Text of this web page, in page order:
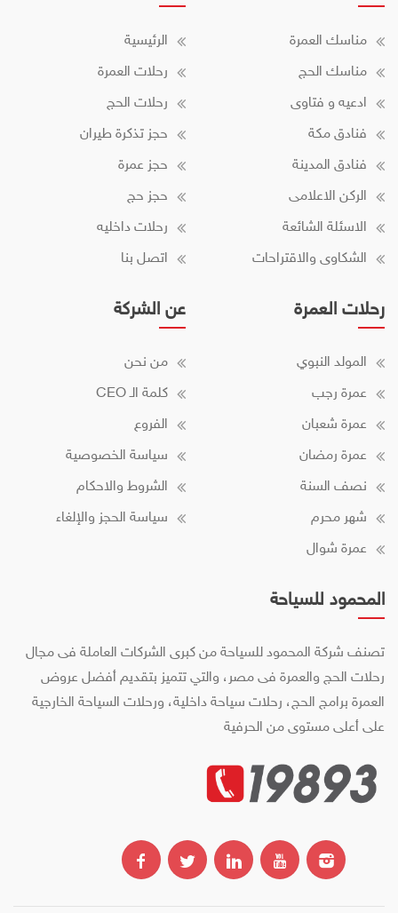
الرئيسية
رحلات العمرة
رحلات الحج
حجز تذكرة طيران
حجز عمرة
حجز حج
رحلات داخليه
اتصل بنا
مناسك العمرة
مناسك الحج
ادعيه و فتاوى
فنادق مكة
فنادق المدينة
الركن الاعلامى
الاسئلة الشائعة
الشكاوى والاقتراحات
عن الشركة
من نحن
كلمة الـ CEO
الفروع
سياسة الخصوصية
الشروط والاحكام
سياسة الحجز والإلغاء
رحلات العمرة
المولد النبوي
عمرة رجب
عمرة شعبان
عمرة رمضان
نصف السنة
شهر محرم
عمرة شوال
المحمود للسياحة
تصنف شركة المحمود للسياحة من كبرى الشركات العاملة فى مجال
رحلات الحج والعمرة فى مصر، والتي تتميز بتقديم أفضل عروض
العمرة برامج الحج، رحلات سياحة داخلية، ورحلات السياحة الخارجية
على أعلى مستوى من الحرفية